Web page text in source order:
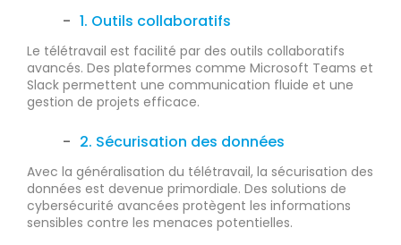
1. Outils collaboratifs
Le télétravail est facilité par des outils collaboratifs
avancés. Des plateformes comme Microsoft Teams et
Slack permettent une communication fluide et une
gestion de projets efficace.
2. Sécurisation des données
Avec la généralisation du télétravail, la sécurisation des
données est devenue primordiale. Des solutions de
cybersécurité avancées protègent les informations
sensibles contre les menaces potentielles.